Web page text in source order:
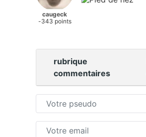
caugeck
-343 points
rubrique
commentaires